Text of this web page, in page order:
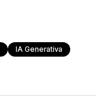
IA Generativa